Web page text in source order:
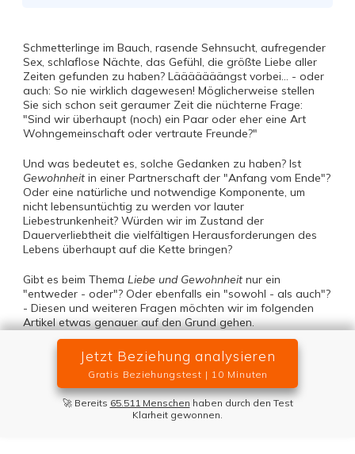
Schmetterlinge im Bauch, rasende Sehnsucht, aufregender
Sex, schlaflose Nächte, das Gefühl, die größte Liebe aller
Zeiten gefunden zu haben? Lääääääängst vorbei... - oder
auch: So nie wirklich dagewesen! Möglicherweise stellen
Sie sich schon seit geraumer Zeit die nüchterne Frage:
"Sind wir überhaupt (noch) ein Paar oder eher eine Art
Wohngemeinschaft oder vertraute Freunde?"
Und was bedeutet es, solche Gedanken zu haben? Ist
Gewohnheit in einer Partnerschaft der "Anfang vom Ende"?
Oder eine natürliche und notwendige Komponente, um
nicht lebensuntüchtig zu werden vor lauter
Liebestrunkenheit? Würden wir im Zustand der
Dauerverliebtheit die vielfältigen Herausforderungen des
Lebens überhaupt auf die Kette bringen?
Gibt es beim Thema Liebe und Gewohnheit nur ein
"entweder - oder"? Oder ebenfalls ein "sowohl - als auch"?
- Diesen und weiteren Fragen möchten wir im folgenden
Artikel etwas genauer auf den Grund gehen.
Jetzt Beziehung analysieren
Gratis Beziehungstest | 10 Minuten
🚀 Bereits 65.511 Menschen haben durch den Test
Klarheit gewonnen.